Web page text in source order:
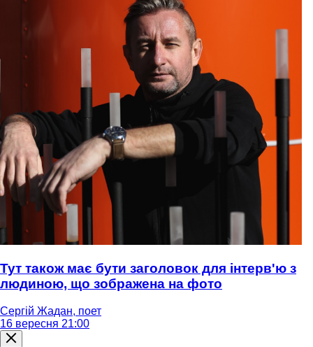
Тут також має бути заголовок для інтерв'ю з
людиною, що зображена на фото
Сергій Жадан, поет
16 вересня 21:00